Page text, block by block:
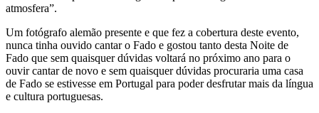
atmosfera”.
Um fotógrafo alemão presente e que fez a cobertura deste evento,
nunca tinha ouvido cantar o Fado e gostou tanto desta Noite de
Fado que sem quaisquer dúvidas voltará no próximo ano para o
ouvir cantar de novo e sem quaisquer dúvidas procuraria uma casa
de Fado se estivesse em Portugal para poder desfrutar mais da língua
e cultura portuguesas.